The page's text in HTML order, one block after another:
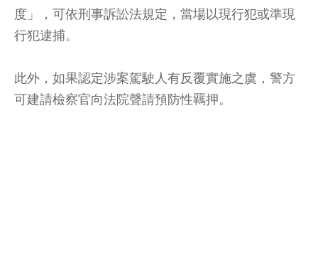
度」，可依刑事訴訟法規定，當場以現行犯或準現
行犯逮捕。
此外，如果認定涉案駕駛人有反覆實施之虞，警方
可建請檢察官向法院聲請預防性羈押。